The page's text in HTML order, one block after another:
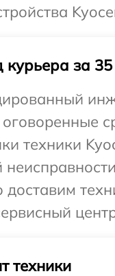
курьера за
техники
доставим
техники